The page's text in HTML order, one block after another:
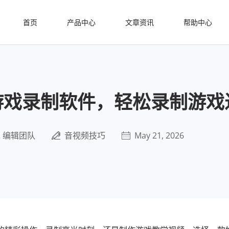
首页 产品中心 文章资讯 帮助中心
录制软件，轻松录制游
编辑团队 音视频技巧 May 21, 2026